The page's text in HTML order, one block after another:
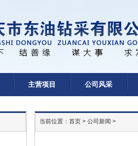
主营项目 公司风采
当前位置： 首页 > 公司新闻 >